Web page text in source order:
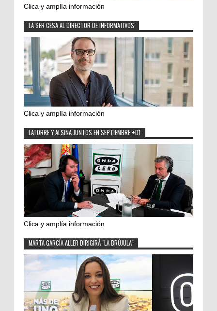
Clica y amplía información
LA SER CESA AL DIRECTOR DE INFORMATIVOS
Clica y amplía información
LATORRE Y ALSINA JUNTOS EN SEPTIEMBRE +D1
Clica y amplía información
MARTA GARCÍA ALLER DIRIGIRÁ "LA BRÚJULA"